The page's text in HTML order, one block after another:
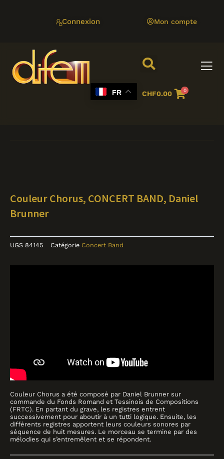
Connexion Mon compte
FR CHF0.00 0
Couleur Chorus, CONCERT BAND, Daniel
Brunner
UGS 84145 Catégorie Concert Band
Couleur Chorus a été composé par Daniel Brunner sur
commande du Fonds Romand et Tessinois de Compositions
(FRTC). En partant du grave, les registres entrent
successivement pour aboutir à un tutti logique. Ensuite, les
différents registres apportent leurs couleurs sonores par
séquence de huit mesures. Le morceau se termine par des
mélodies qui s’entremêlent et se répondent.